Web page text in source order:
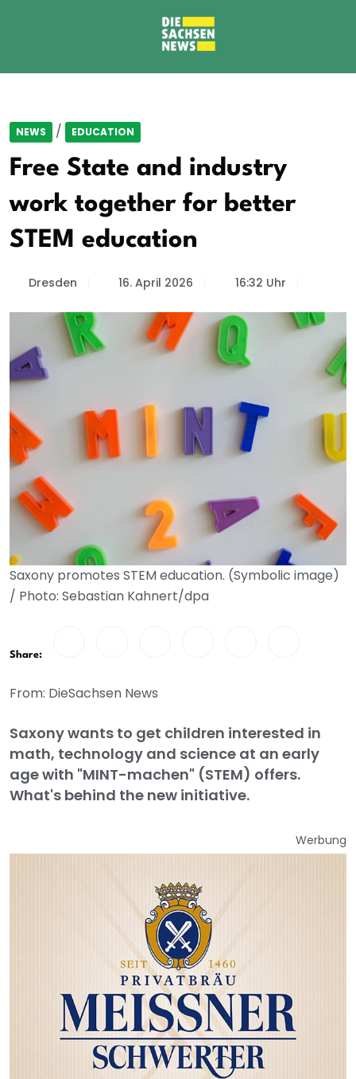
NEWS / EDUCATION
Free State and industry
work together for better
STEM education
Dresden 16. April 2026 16:32 Uhr
Saxony promotes STEM education. (Symbolic image)
/ Photo: Sebastian Kahnert/dpa
Share:
From: DieSachsen News
Saxony wants to get children interested in
math, technology and science at an early
age with "MINT-machen" (STEM) offers.
What's behind the new initiative.
Werbung